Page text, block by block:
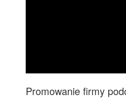
Promowanie firmy